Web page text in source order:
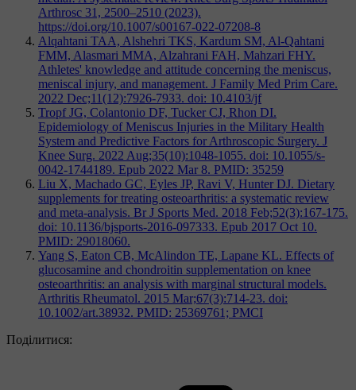
Arthrosc 31, 2500–2510 (2023).
https://doi.org/10.1007/s00167-022-07208-8
Alqahtani TAA, Alshehri TKS, Kardum SM, Al-Qahtani
FMM, Alasmari MMA, Alzahrani FAH, Mahzari FHY.
Athletes' knowledge and attitude concerning the meniscus,
meniscal injury, and management. J Family Med Prim Care.
2022 Dec;11(12):7926-7933. doi: 10.4103/jf
Tropf JG, Colantonio DF, Tucker CJ, Rhon DI.
Epidemiology of Meniscus Injuries in the Military Health
System and Predictive Factors for Arthroscopic Surgery. J
Knee Surg. 2022 Aug;35(10):1048-1055. doi: 10.1055/s-
0042-1744189. Epub 2022 Mar 8. PMID: 35259
Liu X, Machado GC, Eyles JP, Ravi V, Hunter DJ. Dietary
supplements for treating osteoarthritis: a systematic review
and meta-analysis. Br J Sports Med. 2018 Feb;52(3):167-175.
doi: 10.1136/bjsports-2016-097333. Epub 2017 Oct 10.
PMID: 29018060.
Yang S, Eaton CB, McAlindon TE, Lapane KL. Effects of
glucosamine and chondroitin supplementation on knee
osteoarthritis: an analysis with marginal structural models.
Arthritis Rheumatol. 2015 Mar;67(3):714-23. doi:
10.1002/art.38932. PMID: 25369761; PMCI
Поділитися: